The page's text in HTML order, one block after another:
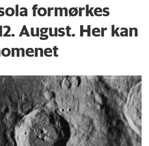
formørkes
August. Her kan